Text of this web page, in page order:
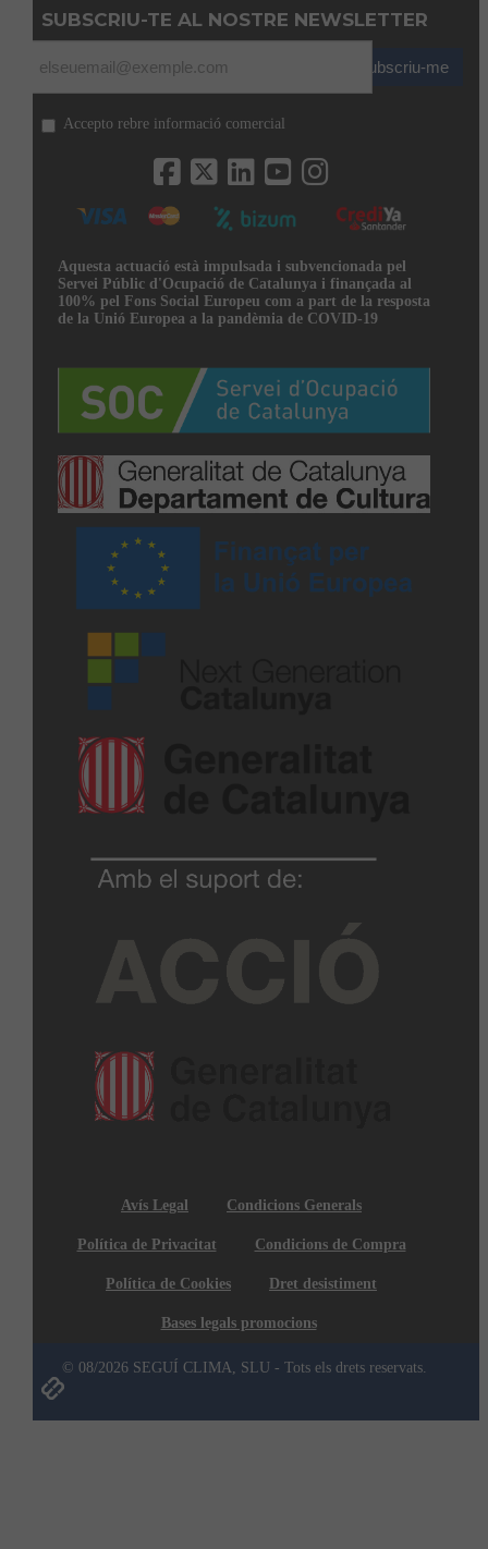
SUBSCRIU-TE AL NOSTRE NEWSLETTER
Subscriu-me
Accepto rebre informació comercial
Aquesta actuació està impulsada i subvencionada pel
Servei Públic d'Ocupació de Catalunya i finançada al
100% pel Fons Social Europeu com a part de la resposta
de la Unió Europea a la pandèmia de COVID-19
Avís Legal Condicions Generals
Política de Privacitat Condicions de Compra
Política de Cookies Dret desistiment
Bases legals promocions
© 08/2026 SEGUÍ CLIMA, SLU - Tots els drets reservats.